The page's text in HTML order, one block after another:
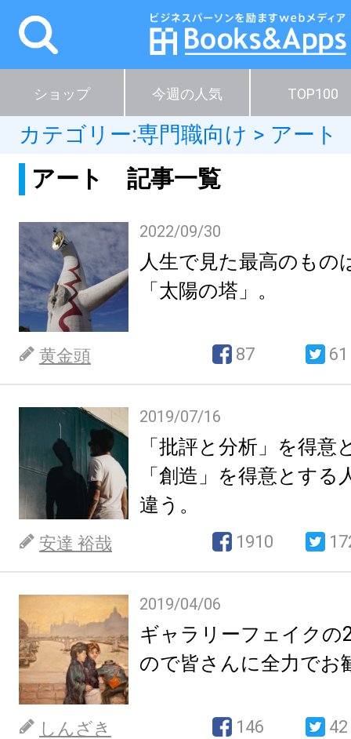
ショップ 今週の人気 TOP100
カテゴリー:専門職向け > アート
アート 記事一覧
2022/09/30
人生で見た最高のもの
「太陽の塔」。
黄金頭 87 61
2019/07/16
「批評と分析」を得意
「創造」を得意とする
違う。
安達 裕哉 1910
2019/04/06
ギャラリーフェイクの
ので皆さんに全力でお
しんざき 146 42